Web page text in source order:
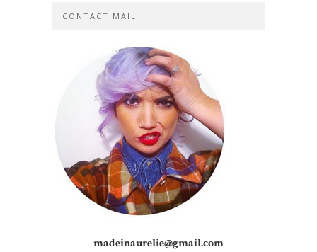
CONTACT MAIL
madeinaurelie@gmail.com